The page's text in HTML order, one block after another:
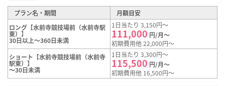
プラン名・期間
月額目安
ロング【水前寺競技場前（水前寺駅
東）】
30日以上～360日未満
1日当たり 3,150円～
111,000 円/月～
初期費用他 22,000円～
ショート【水前寺競技場前（水前寺
駅東）】
～30日未満
1日当たり 3,300円～
115,500 円/月～
初期費用他 16,500円～